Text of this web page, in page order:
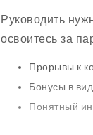
Руководить
освоитесь за
Прорывы к
Бонусы в
Понятный